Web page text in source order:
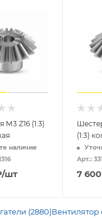
M3 Z16 (1:3)
наличие
/шт
(1:3)
Арт.:
7 600
(2880)Вентилятор